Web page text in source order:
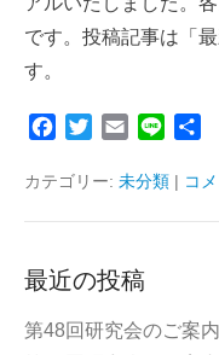
です。投稿記事は「
す。
c
o
i
r
E
a
n
カテゴリー: 未分類 | コ
最近の投稿
第48回研究会のご案内